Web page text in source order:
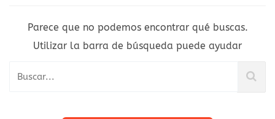
Parece que no podemos encontrar qué buscas.
Utilizar la barra de búsqueda puede ayudar